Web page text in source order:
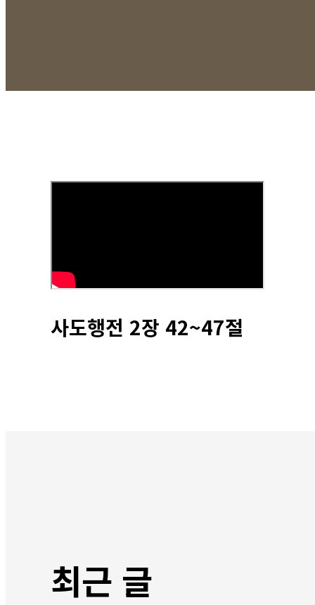
사도행전 2장 42~47절
최근 글